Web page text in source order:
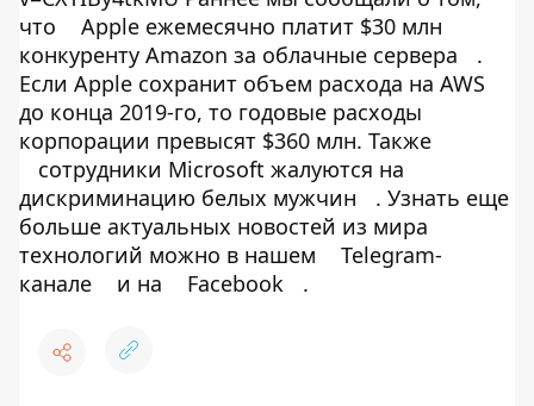
что
Apple ежемесячно платит $30 млн
конкуренту Amazon за облачные сервера
.
Если Apple сохранит объем расхода на AWS
до конца 2019-го, то годовые расходы
корпорации превысят $360 млн. Также
сотрудники Microsoft жалуются на
дискриминацию белых мужчин
. Узнать еще
больше актуальных новостей из мира
технологий можно в нашем
Telegram-
канале
и на Facebook .